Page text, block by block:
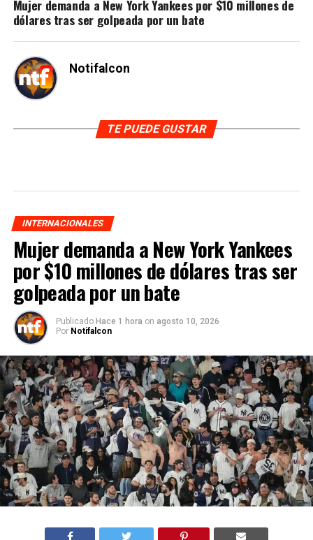
Mujer demanda a New York Yankees por $10 millones de
dólares tras ser golpeada por un bate
Notifalcon
TE PUEDE GUSTAR
INTERNACIONALES
Mujer demanda a New York Yankees
por $10 millones de dólares tras ser
golpeada por un bate
Publicado Hace 1 hora on agosto 10, 2026
Por Notifalcon